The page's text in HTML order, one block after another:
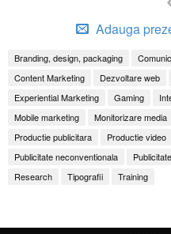
Adauga
Branding, design, packaging
Content Marketing
Dezvoltare web
Experiential Marketing
Gaming
Mobile marketing
Monitorizare media
Productie publicitara
Productie video
Publicitate neconventionala
Research
Tipografii Training